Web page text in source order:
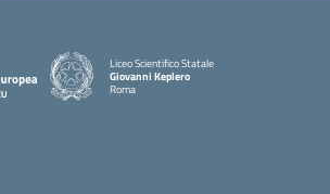
Liceo Scientifico Statale
Giovanni Keplero
Roma